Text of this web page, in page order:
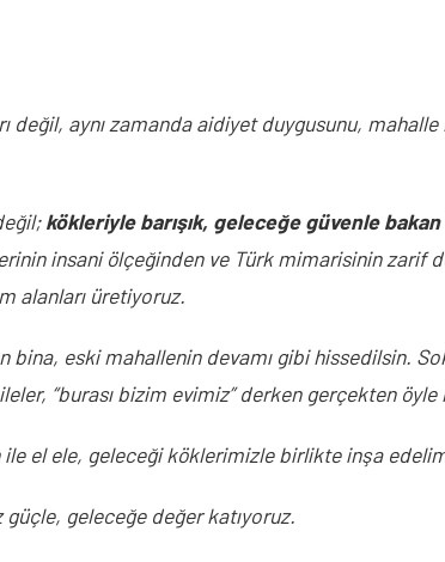
değil, aynı zamanda aidiyet duygusunu,
kökleriyle barışık, geleceğe güvenle
insani ölçeğinden ve Türk mimarisinin zarif
alanları üretiyoruz.
eski mahallenin devamı gibi hissedilsin.
“burası bizim evimiz” derken gerçekten öyle
ile el ele, geleceği köklerimizle birlikte inşa
güçle, geleceğe değer katıyoruz.